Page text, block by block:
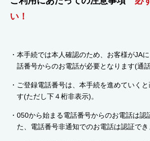
い！
本手続では本人確認のため、お客様がJA
話番号からのお電話が必要となります(通話
ご登録電話番号は、本手続を進めていく
す(ただし下４桁非表示)。
050から始まる電話番号からのお電話は認
た、電話番号非通知でのお電話は認証でき